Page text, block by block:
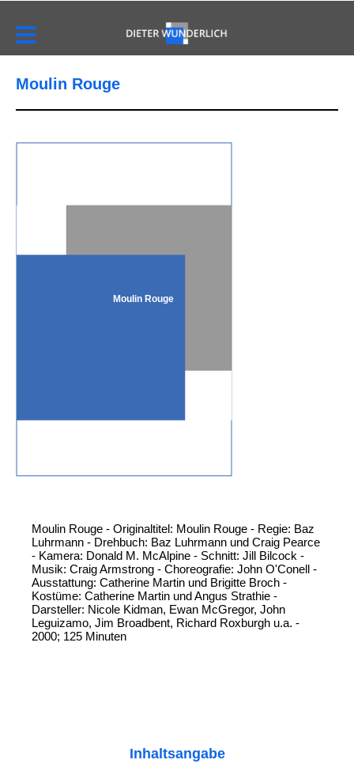
Moulin Rouge
Moulin Rouge
Moulin Rouge - Originaltitel: Moulin Rouge - Regie: Baz
Luhrmann - Drehbuch: Baz Luhrmann und Craig Pearce
- Kamera: Donald M. McAlpine - Schnitt: Jill Bilcock -
Musik: Craig Armstrong - Choreografie: John O'Conell -
Ausstattung: Catherine Martin und Brigitte Broch -
Kostüme: Catherine Martin und Angus Strathie -
Darsteller: Nicole Kidman, Ewan McGregor, John
Leguizamo, Jim Broadbent, Richard Roxburgh u.a. -
2000; 125 Minuten
Inhaltsangabe